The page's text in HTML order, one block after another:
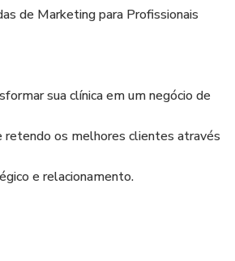
de Marketing para Profissionais
sua clínica em um negócio de
retendo os melhores clientes através
e relacionamento.